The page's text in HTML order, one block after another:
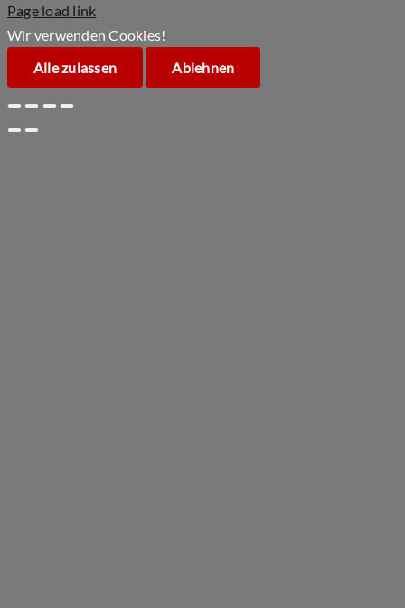
Page load link
Wir verwenden Cookies!
Alle zulassen
Ablehnen